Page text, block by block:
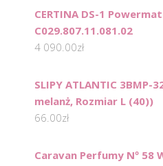
CERTINA DS-1
C029.807.11.081.02
4 090.00zł
SLIPY ATLANTIC 3BMP-
melanż, Rozmiar L (40))
66.00zł
Caravan Perfumy Nº 58